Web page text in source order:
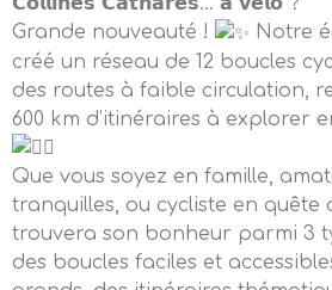
Grande nouveauté !
Notre
créé un réseau de 12 boucles
des routes à faible circulation,
600 km d’itinéraires à explorer
Que vous soyez en famille,
tranquilles, ou cycliste en quête
trouvera son bonheur parmi 3
des boucles faciles et